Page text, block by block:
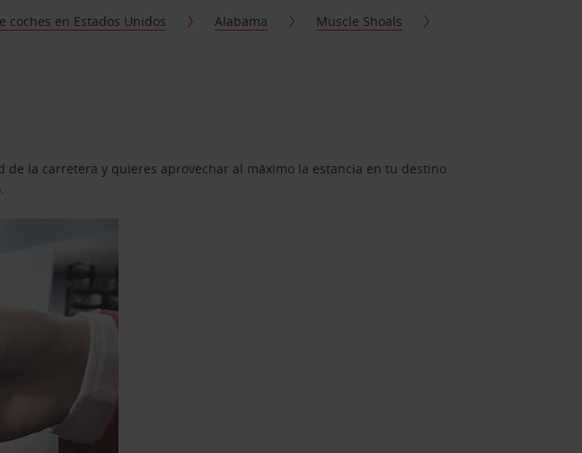
coches en Estados Unidos Alabama
Muscle Shoals
la carretera y quieres aprovechar al máximo la estancia en tu destino.